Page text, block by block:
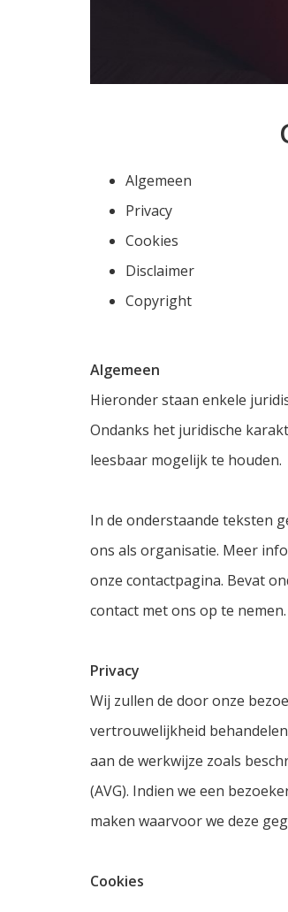
Algemeen
Privacy
Cookies
Disclaimer
Copyright
Algemeen
Hieronder staan enkele
Ondanks het juridische
leesbaar mogelijk te houden.
In de onderstaande teksten
ons als organisatie. Meer
onze contactpagina. Bevat
contact met ons op te nemen.
Privacy
Wij zullen de door onze
vertrouwelijkheid
aan de werkwijze zoals
(AVG). Indien we een
maken waarvoor we deze
Cookies